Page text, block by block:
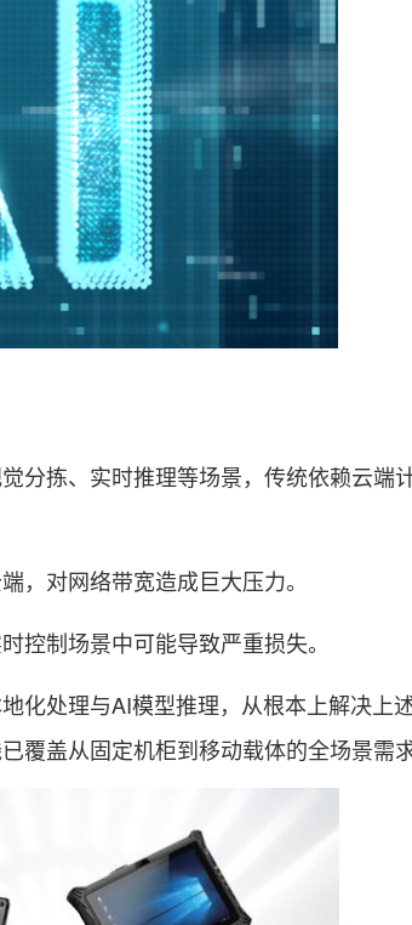
拣、实时推理等场景，传统依赖云端
，对网络带宽造成巨大压力。
控制场景中可能导致严重损失。
化处理与AI模型推理，从根本上解决上
覆盖从固定机柜到移动载体的全场景需求